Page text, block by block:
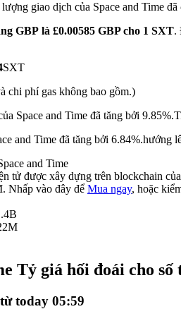
làm tài sản thế chấp
làm tài sản thế chấp
giao dịch của Space and Time
GBP là £0.00585 GBP cho 1 SXT.
SXT
chi phí gas không bao gồm.)
Space and Time đã tăng bởi 9.85%.
and Time đã tăng bởi 6.84%.hướng
and Time
tử được xây dựng trên blockchain
Nhấp vào đây để Mua ngay, hoặc
Tỷ giá hối đoái cho số
today 05:59